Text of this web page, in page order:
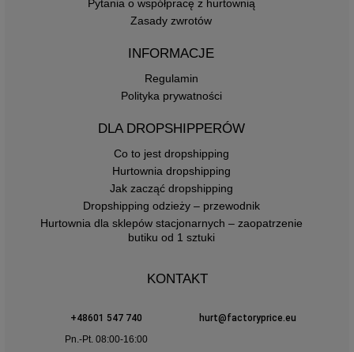
Pytania o współpracę z hurtownią
Zasady zwrotów
INFORMACJE
Regulamin
Polityka prywatności
DLA DROPSHIPPERÓW
Co to jest dropshipping
Hurtownia dropshipping
Jak zacząć dropshipping
Dropshipping odzieży – przewodnik
Hurtownia dla sklepów stacjonarnych – zaopatrzenie
butiku od 1 sztuki
KONTAKT
+48601 547 740
hurt@factoryprice.eu
Pn.-Pt. 08:00-16:00